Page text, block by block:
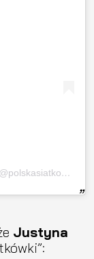
Post udostępniony przez Polska Siatkówka (@polskasiatkowka_official)
Justyna